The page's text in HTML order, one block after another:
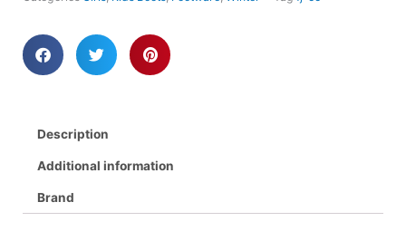
Description
Additional information
Brand